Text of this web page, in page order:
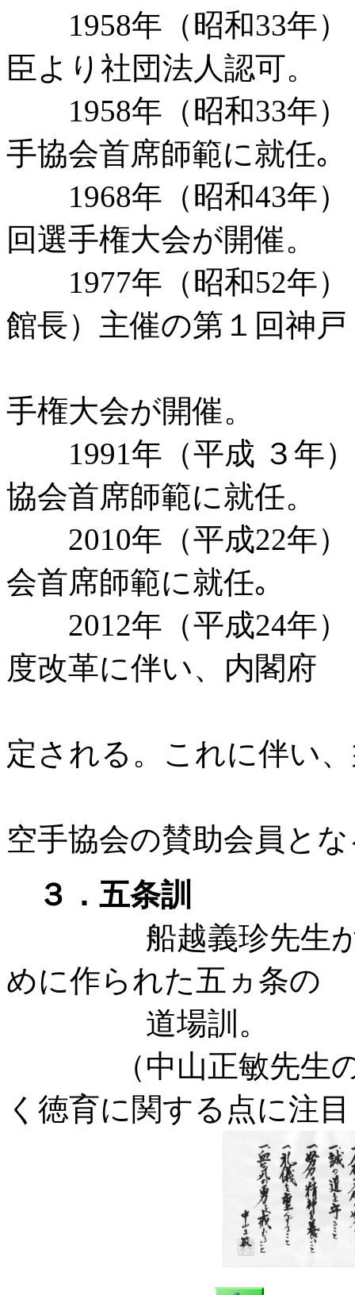
1958年（昭和33年）
臣より社団法人認可。
1958年（昭和33年
手協会首席師範に就任｡
1968年（昭和43年）
回選手権大会が開催。
1977年（昭和52
館長）主催の第１回神戸
手権大会が開催。
1991年（平成 ３年
協会首席師範に就任。
2010年（平成22年
会首席師範に就任｡
2012年（平成24年）
度改革に伴い、内閣府
定される。これに伴い
空手協会の賛助会員と
３．五条訓
船越義珍先生が空
めに作られた五ヵ条の
道場訓。
（中山正敏先生の
く徳育に関する点に注